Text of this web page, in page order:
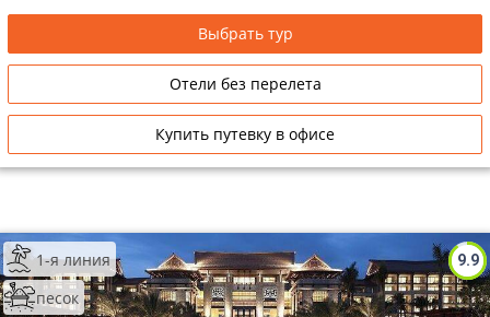
Выбрать тур
Отели без перелета
Купить путевку в офисе
9.9
1-я линия
песок